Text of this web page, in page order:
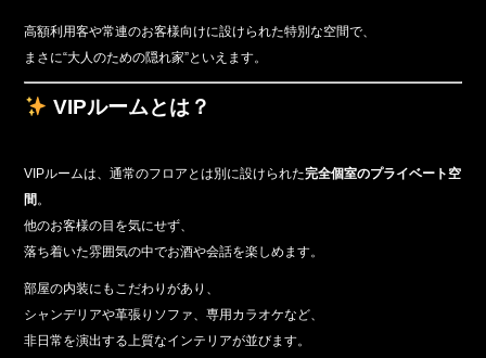
高額利用客や常連のお客様向けに設けられた特別な空間で、
まさに“大人のための隠れ家”といえます。
VIPルームとは？
VIPルームは、通常のフロアとは別に設けられた完全個室のプライベート空
間。
他のお客様の目を気にせず、
落ち着いた雰囲気の中でお酒や会話を楽しめます。
部屋の内装にもこだわりがあり、
シャンデリアや革張りソファ、専用カラオケなど、
非日常を演出する上質なインテリアが並びます。